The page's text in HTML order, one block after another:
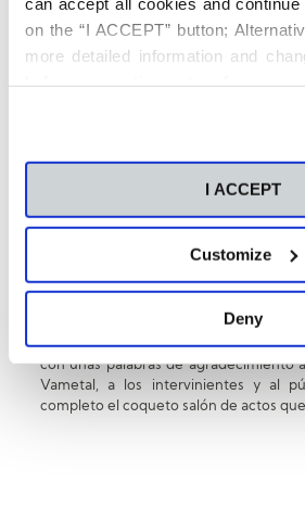
on the “I ACCEPT” button;
more detailed information and
I ACCEPT
Customize
Deny
MBA de la Escuela de Negocios
Acebo. En un tono ameno, cercano
organizaciones tiene definir un buen
También hizo referencia a las
competencias y recursos de los
contrastada y altas dosis de
ecosistema empresarial, destacando
la formación en ese proceso de
continua que los profesionales
El Director de la CEU ENCyL,Manuel
con unas palabras de agradecimiento
Vametal, a los intervinientes y al
completo el coqueto salón de actos